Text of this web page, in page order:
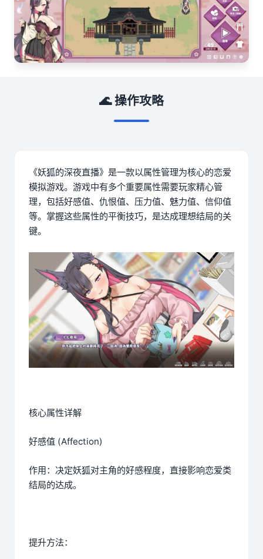
🌊 操作攻略
《妖狐的深夜直播》是一款以属性管理为核心的恋爱
模拟游戏。游戏中有多个重要属性需要玩家精心管
理，包括好感值、仇恨值、压力值、魅力值、信仰值
等。掌握这些属性的平衡技巧，是达成理想结局的关
键。
核心属性详解
好感值 (Affection)
作用：决定妖狐对主角的好感程度，直接影响恋爱类
结局的达成。
提升方法：